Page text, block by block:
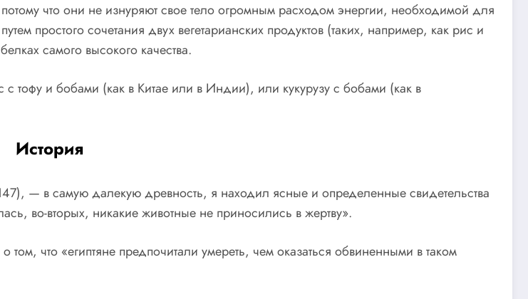
что они не изнуряют свое тело огромным расходом энергии, необходимой для
простого сочетания двух вегетарианских продуктов (таких, например, как рис и
самого высокого качества.
и бобами (как в Китае или в Индии), или кукурузу с бобами (как в
История
— в самую далекую древность, я находил ясные и определенные свидетельства
во-вторых, никакие животные не приносились в жертву».
что «египтяне предпочитали умереть, чем оказаться обвиненными в таком